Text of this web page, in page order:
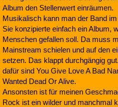
Album den Stellenwert einräumen.
Musikalisch kann man der Band
Sie konzipierte einfach ein Album,
Menschen gefallen soll. Da muss
Mainstream schielen und auf den
setzen. Das klappt durchgängig
dafür sind You Give Love A Bad
Wanted Dead Or Alive.
Ansonsten ist für meinen
Rock ist ein wilder und manchmal